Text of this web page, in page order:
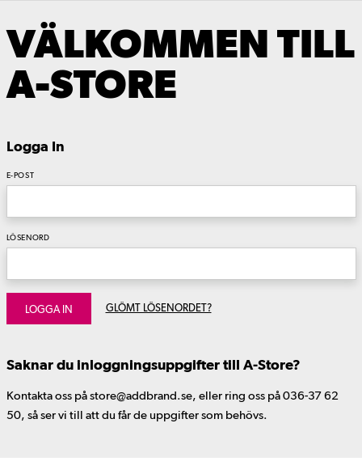
VÄLKOMMEN TILL
A-STORE
Logga In
E-POST
LÖSENORD
LOGGA IN GLÖMT LÖSENORDET?
Saknar du inloggningsuppgifter till A-Store?
Kontakta oss på store@addbrand.se, eller ring oss på 036-37 62
50, så ser vi till att du får de uppgifter som behövs.